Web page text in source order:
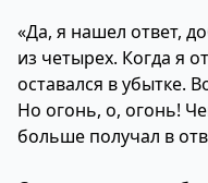
«Да, я нашел ответ,
из четырех. Когда я
оставался в убытке.
Но огонь, о, огонь!
больше получал в